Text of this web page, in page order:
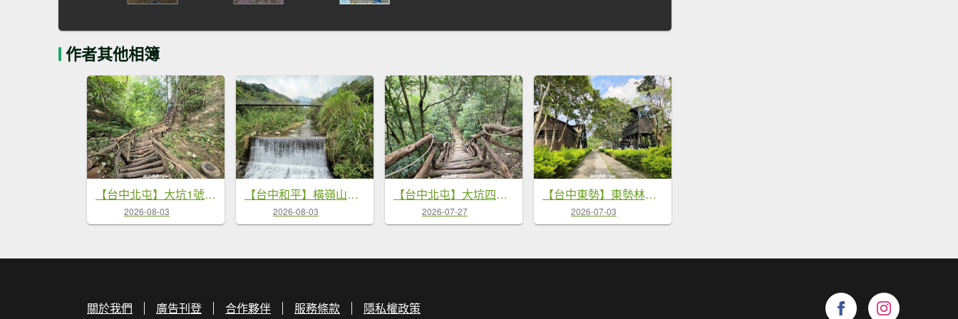
作者其他相簿
【台中北屯】大坑1號步道
2026-08-03
【台中和平】橫嶺山自然步道_木馬古道
2026-08-03
【台中北屯】大坑四號步道x頭嵙山
2026-07-27
【台中東勢】東勢林業文化園區x許良宇圖書館
2026-07-03
關於我們 廣告刊登 合作夥伴 服務條款 隱私權政策